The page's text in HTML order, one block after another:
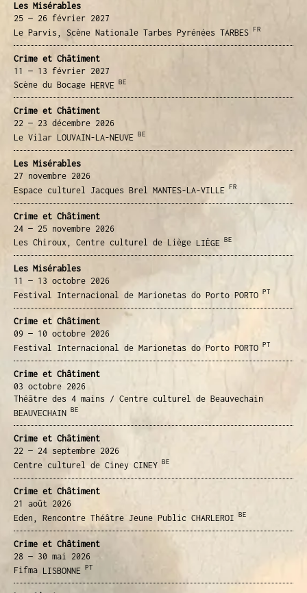
Les Misérables
25 — 26 février 2027
Le Parvis, Scène Nationale Tarbes Pyrénées TARBES FR
Crime et Châtiment
11 — 13 février 2027
Scène du Bocage HERVE BE
Crime et Châtiment
22 — 23 décembre 2026
Le Vilar LOUVAIN-LA-NEUVE BE
Les Misérables
27 novembre 2026
Espace culturel Jacques Brel
MANTES-LA-VILLE FR
Crime et Châtiment
24 — 25 novembre 2026
Les Chiroux, Centre culturel de Liège LIÈGE BE
Les Misérables
11 — 13 octobre 2026
Festival Internacional de Marionetas do Porto PORTO PT
Crime et Châtiment
09 — 10 octobre 2026
Festival Internacional de Marionetas do Porto PORTO PT
Crime et Châtiment
03 octobre 2026
Théâtre des 4 mains / Centre culturel de Beauvechain
BEAUVECHAIN BE
Crime et Châtiment
22 — 24 septembre 2026
Centre culturel de Ciney CINEY BE
Crime et Châtiment
21 août 2026
Eden, Rencontre Théâtre Jeune Public CHARLEROI BE
Crime et Châtiment
28 — 30 mai
2026
Fifma LISBONNE PT